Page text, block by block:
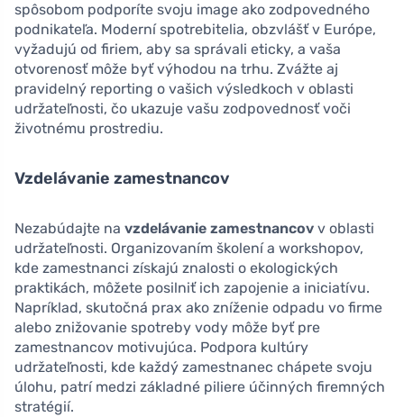
spôsobom podporíte svoju image ako zodpovedného
podnikateľa. Moderní spotrebitelia, obzvlášť v Európe,
vyžadujú od firiem, aby sa správali eticky, a vaša
otvorenosť môže byť výhodou na trhu. Zvážte aj
pravidelný reporting o vašich výsledkoch v oblasti
udržateľnosti, čo ukazuje vašu zodpovednosť voči
životnému prostrediu.
Vzdelávanie zamestnancov
Nezabúdajte na vzdelávanie zamestnancov v oblasti
udržateľnosti. Organizovaním školení a workshopov,
kde zamestnanci získajú znalosti o ekologických
praktikách, môžete posilniť ich zapojenie a iniciatívu.
Napríklad, skutočná prax ako zníženie odpadu vo firme
alebo znižovanie spotreby vody môže byť pre
zamestnancov motivujúca. Podpora kultúry
udržateľnosti, kde každý zamestnanec chápete svoju
úlohu, patrí medzi základné piliere účinných firemných
stratégií.